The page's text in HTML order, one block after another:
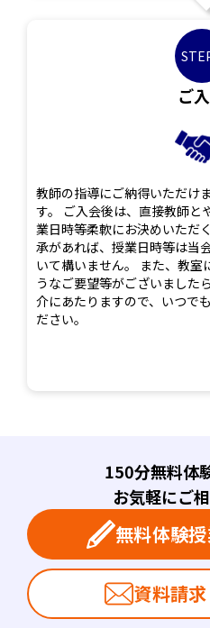
ご
教師の指導にご納得いただけ
す。 ご入会後は、直接教師と
業日時等柔軟にお決めいただ
承があれば、授業日時等は当
いて構いません。 また、教室
うなご要望等がございました
介にあたりますので、いつで
ださい。
150分無料体
お気軽にご
無料体験
資料請